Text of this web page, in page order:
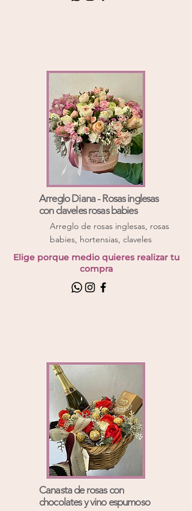
Arreglo Diana - Rosas inglesas
con claveles rosas babies
Arreglo de rosas inglesas, rosas
babies, hortensias, claveles
Elige porque medio quieres realizar tu
compra
Canasta de rosas con
chocolates y vino espumoso